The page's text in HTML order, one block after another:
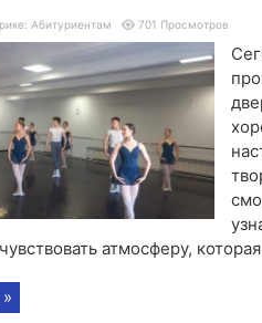
Абитуриентам 701 Просмотров
атмосферу,